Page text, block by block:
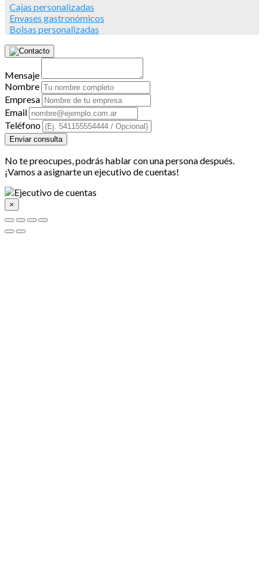
Cajas personalizadas
Envases gastronómicos
Bolsas personalizadas
Mensaje
Nombre
Empresa
Email
Teléfono
Enviar consulta
No te preocupes, podrás hablar con una persona después.
¡Vamos a asignarte un ejecutivo de cuentas!
×